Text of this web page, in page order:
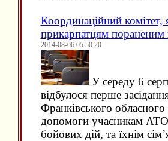
Координаційний
прикарпатцям пораненим
2014-08-06 05:50:20
У середу 6
відбулося перше
Франківського
допомоги учасникам
бойових дій, та їхнім